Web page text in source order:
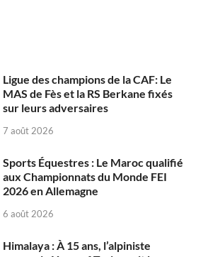
Ligue des champions de la CAF: Le
MAS de Fès et la RS Berkane fixés
sur leurs adversaires
7 août 2026
Sports Équestres : Le Maroc qualifié
aux Championnats du Monde FEI
2026 en Allemagne
6 août 2026
Himalaya : À 15 ans, l’alpiniste